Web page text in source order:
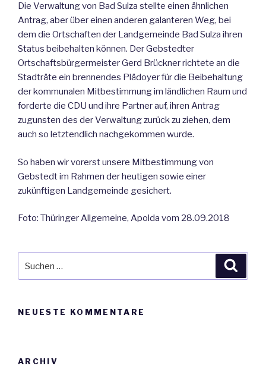
Die Verwaltung von Bad Sulza stellte einen ähnlichen
Antrag, aber über einen anderen galanteren Weg, bei
dem die Ortschaften der Landgemeinde Bad Sulza ihren
Status beibehalten können. Der Gebstedter
Ortschaftsbürgermeister Gerd Brückner richtete an die
Stadträte ein brennendes Plädoyer für die Beibehaltung
der kommunalen Mitbestimmung im ländlichen Raum und
forderte die CDU und ihre Partner auf, ihren Antrag
zugunsten des der Verwaltung zurück zu ziehen, dem
auch so letztendlich nachgekommen wurde.
So haben wir vorerst unsere Mitbestimmung von
Gebstedt im Rahmen der heutigen sowie einer
zukünftigen Landgemeinde gesichert.
Foto: Thüringer Allgemeine, Apolda vom 28.09.2018
NEUESTE KOMMENTARE
ARCHIV